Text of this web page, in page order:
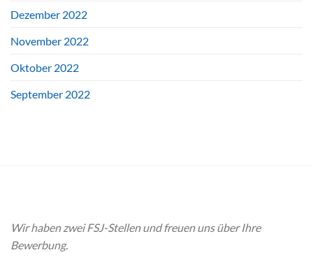
Dezember 2022
November 2022
Oktober 2022
September 2022
Wir haben zwei FSJ-Stellen und freuen uns über Ihre
Bewerbung.